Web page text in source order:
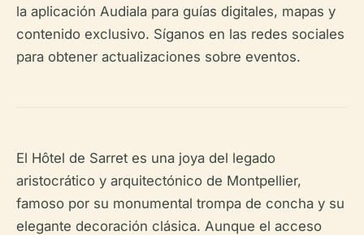
la aplicación Audiala para guías digitales, mapas y
contenido exclusivo. Síganos en las redes sociales
para obtener actualizaciones sobre eventos.
El Hôtel de Sarret es una joya del legado
aristocrático y arquitectónico de Montpellier,
famoso por su monumental trompa de concha y su
elegante decoración clásica. Aunque el acceso